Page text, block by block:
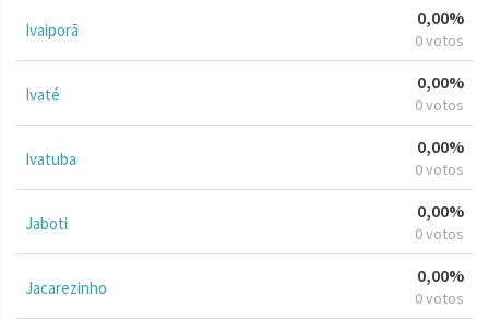
Ivaiporã
0,00%
0 votos
Ivaté
0,00%
0 votos
Ivatuba
0,00%
0 votos
Jaboti
0,00%
0 votos
Jacarezinho
0,00%
0 votos